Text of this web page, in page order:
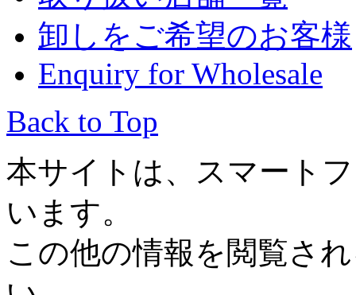
卸しをご希望のお客様
Enquiry for Wholesale
Back to Top
本サイトは、スマート
います。
この他の情報を閲覧さ